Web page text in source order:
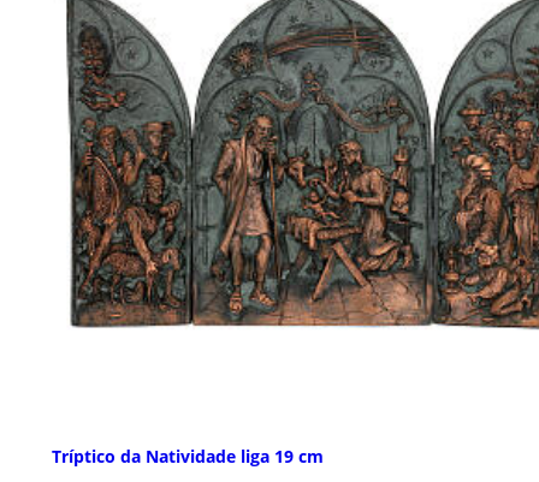
Tríptico da Natividade liga 19 cm